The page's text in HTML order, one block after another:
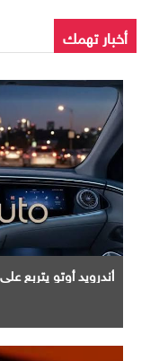
أخبار تهمك
أندرويد أوتو يتربع